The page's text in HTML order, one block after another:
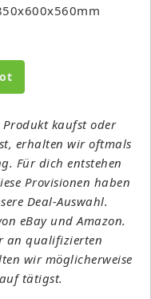
Produkt kaufst oder
erhalten wir oftmals
Für dich entstehen
Provisionen haben
Deal-Auswahl.
eBay und Amazon.
an qualifizierten
wir möglicherweise
tätigst.